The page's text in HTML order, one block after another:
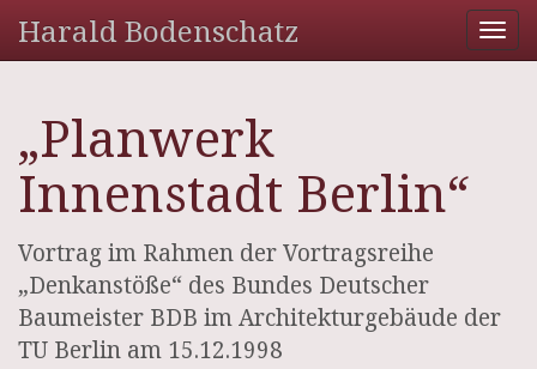
Harald Bodenschatz
„Planwerk
Innenstadt Berlin“
Vortrag im Rahmen der Vortragsreihe
„Denkanstöße“ des Bundes Deutscher
Baumeister BDB im Architekturgebäude der
TU Berlin am 15.12.1998